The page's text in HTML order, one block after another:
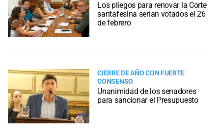
Los pliegos para renovar la Corte
santafesina serían votados el 26
de febrero
CIERRE DE AÑO CON FUERTE
CONSENSO
Unanimidad de los senadores
para sancionar el Presupuesto